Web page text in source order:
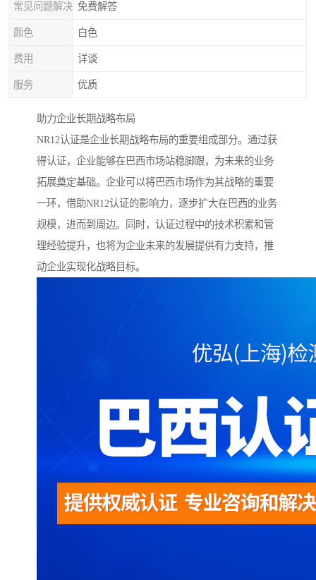
常见问题解决 免费解答
颜色 白色
费用 详谈
服务 优质
助力企业长期战略布局
NR12认证是企业长期战略布局的重要组成部分。通过获
得认证，企业能够在巴西市场站稳脚跟，为未来的业务
拓展奠定基础。企业可以将巴西市场作为其战略的重要
一环，借助NR12认证的影响力，逐步扩大在巴西的业务
规模，进而到周边。同时，认证过程中的技术积累和管
理经验提升，也将为企业未来的发展提供有力支持，推
动企业实现化战略目标。